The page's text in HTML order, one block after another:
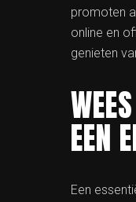
promoten
online en
genieten
EEN
Een